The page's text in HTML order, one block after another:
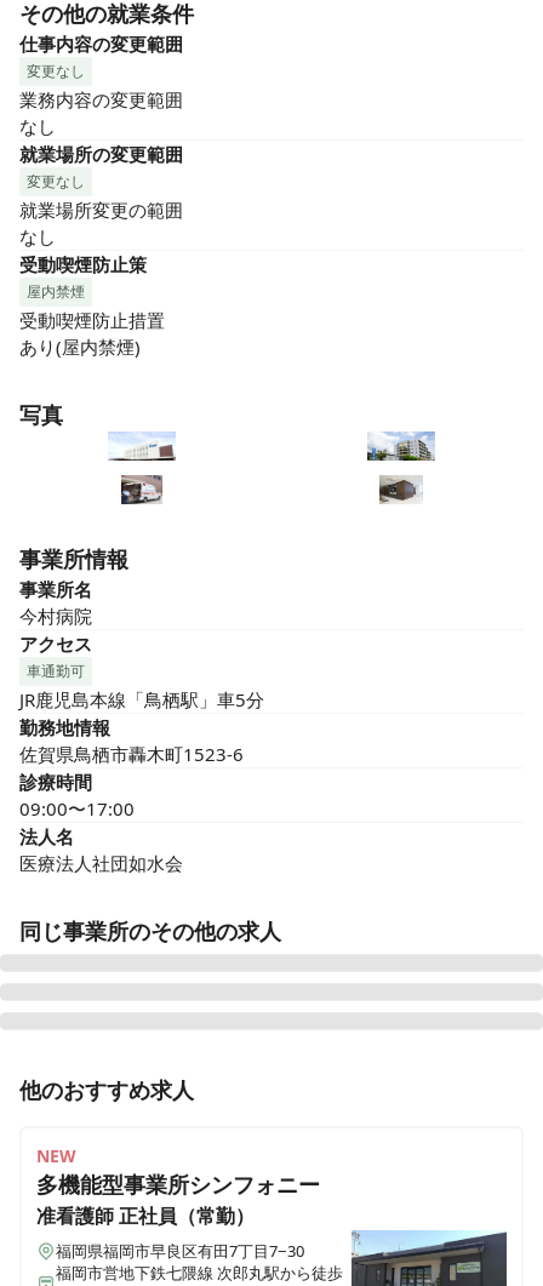
その他の就業条件
仕事内容の変更範囲
変更なし
業務内容の変更範囲
なし
就業場所の変更範囲
変更なし
就業場所変更の範囲
なし
受動喫煙防止策
屋内禁煙
受動喫煙防止措置
あり(屋内禁煙)
写真
事業所情報
事業所名
今村病院
アクセス
車通勤可
JR鹿児島本線「鳥栖駅」車5分
勤務地情報
佐賀県鳥栖市轟木町1523-6
診療時間
09:00〜17:00
法人名
医療法人社団如水会
同じ事業所のその他の求人
正看護師 正社員（常勤）
【鳥栖｜常勤・病棟｜寮・保育園・送迎バスあり◎】令
小児科外来もオープンし更なる地域医療発展に貢献・進
化し続ける急性期病院でのお仕事♪
正看護師 パート・アルバイト
他のおすすめ求人
NEW
多機能型事業所シンフォニー
准看護師正社員（常勤）
福岡県福岡市早良区有田7丁目7−30
福岡市営地下鉄七隈線 次郎丸駅から徒歩